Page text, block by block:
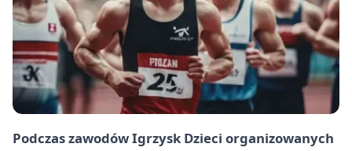
Podczas zawodów Igrzysk Dzieci organizowanych